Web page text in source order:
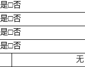
是□否
是□否
是□否
是□否
无